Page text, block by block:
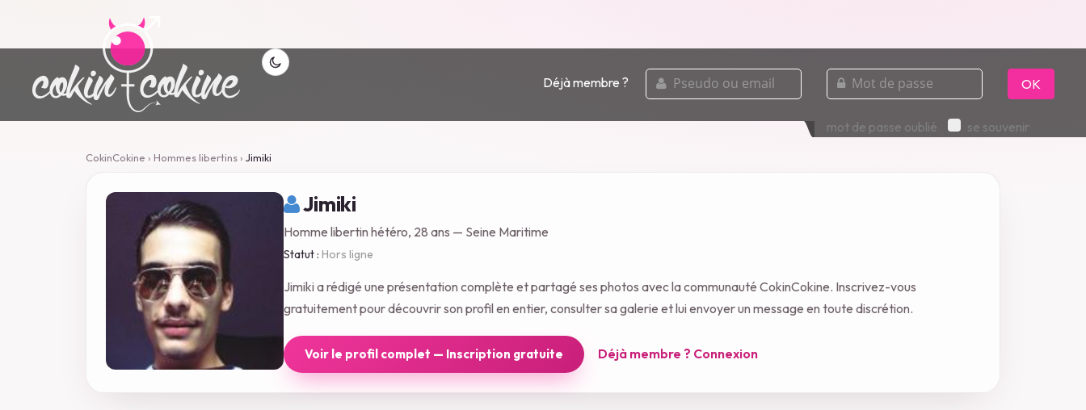
Déjà membre ?
pseudo
ou
email
mot
de
passe
OK
mot de passe oublié se souvenir
CokinCokine › Hommes libertins› Jimiki
Jimiki
Homme libertin hétéro, 28 ans — Seine Maritime
Statut : Hors ligne
Jimiki a rédigé une présentation complète et partagé ses photos avec la communauté CokinCokine. Inscrivez-vous
gratuitement pour découvrir son profil en entier, consulter sa galerie et lui envoyer un message en toute discrétion.
Voir le profil complet — Inscription gratuite Déjà membre ? Connexion